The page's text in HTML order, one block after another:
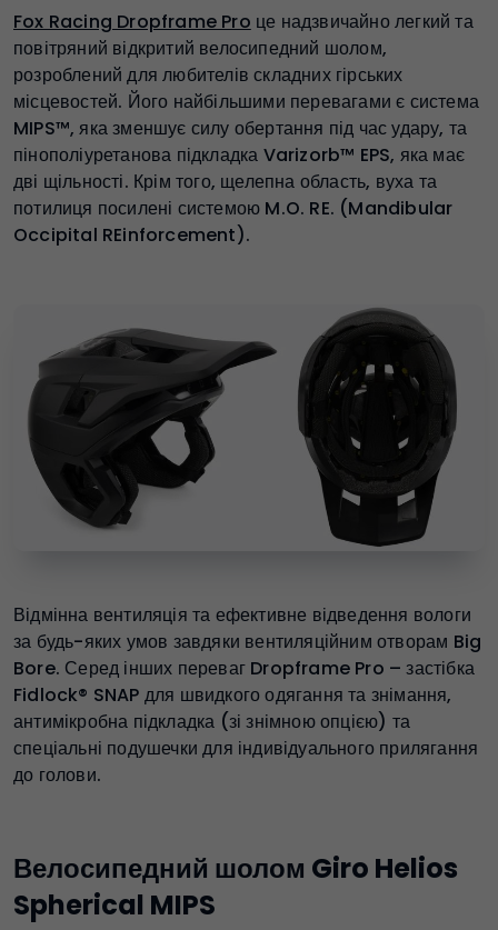
Fox Racing Dropframe Pro це надзвичайно легкий та
повітряний відкритий велосипедний шолом,
розроблений для любителів складних гірських
місцевостей. Його найбільшими перевагами є система
MIPS™, яка зменшує силу обертання під час удару, та
пінополіуретанова підкладка Varizorb™ EPS, яка має
дві щільності. Крім того, щелепна область, вуха та
потилиця посилені системою M.O. RE. (Mandibular
Occipital REinforcement).
Відмінна вентиляція та ефективне відведення вологи
за будь-яких умов завдяки вентиляційним отворам Big
Bore. Серед інших переваг Dropframe Pro – застібка
Fidlock® SNAP для швидкого одягання та знімання,
антимікробна підкладка (зі знімною опцією) та
спеціальні подушечки для індивідуального прилягання
до голови.
Велосипедний шолом Giro Helios
Spherical MIPS